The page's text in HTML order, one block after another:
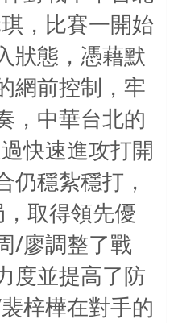
，比賽一開始
狀態，憑藉默
網前控制，牢
，中華台北的
快速進攻打開
仍穩紮穩打，
取得領先優
/廖調整了戰
度並提高了防
裴梓樺在對手的